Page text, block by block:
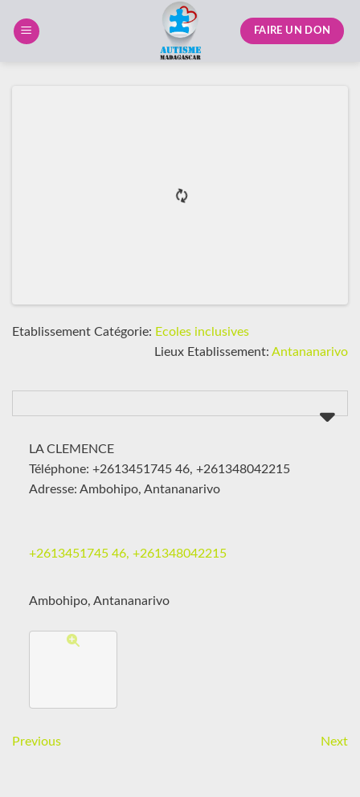
FAIRE UN DON
Etablissement Catégorie: Ecoles inclusives
Lieux Etablissement: Antananarivo
LA CLEMENCE
Téléphone: +2613451745 46, +261348042215
Adresse: Ambohipo, Antananarivo
+2613451745 46, +261348042215
Ambohipo, Antananarivo
Previous Next